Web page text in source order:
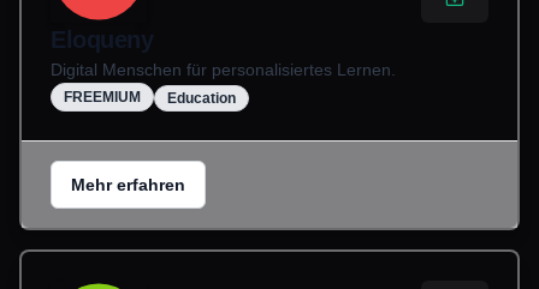
Eloqueny
Digital Menschen für personalisiertes Lernen.
FREEMIUM Education
Mehr erfahren